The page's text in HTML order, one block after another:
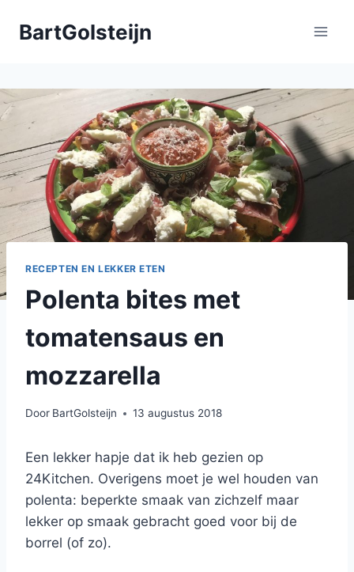
naarBartGolsteijn
RECEPTEN EN LEKKER ETEN
Polenta bites met
tomatensaus en
mozzarella
Door BartGolsteijn 13 augustus 2018
Een lekker hapje dat ik heb gezien op
24Kitchen. Overigens moet je wel houden van
polenta: beperkte smaak van zichzelf maar
lekker op smaak gebracht goed voor bij de
borrel (of zo).